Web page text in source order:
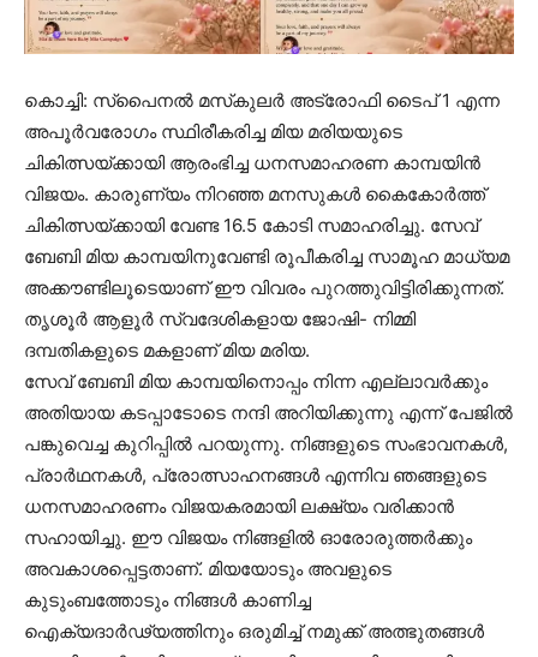
കൊച്ചി: സ്പൈനല്‍ മസ്‌കുലര്‍ അട്രോഫി ടൈപ് 1 എന്ന
അപൂര്‍വരോഗം സ്ഥിരീകരിച്ച മിയ മരിയയുടെ
ചികിത്സയ്ക്കായി ആരംഭിച്ച ധനസമാഹരണ കാമ്പയിന്‍
വിജയം. കാരുണ്യം നിറഞ്ഞ മനസുകള്‍ കൈകോര്‍ത്ത്
ചികിത്സയ്ക്കായി വേണ്ട 16.5 കോടി സമാഹരിച്ചു. സേവ്
ബേബി മിയ കാമ്പയിനുവേണ്ടി രൂപീകരിച്ച സാമൂഹ മാധ്യമ
അക്കൗണ്ടിലൂടെയാണ് ഈ വിവരം പുറത്തുവിട്ടിരിക്കുന്നത്.
തൃശൂര്‍ ആളൂര്‍ സ്വദേശികളായ ജോഷി- നിമ്മി
ദമ്പതികളുടെ മകളാണ് മിയ മരിയ.
സേവ് ബേബി മിയ കാമ്പയിനൊപ്പം നിന്ന എല്ലാവര്‍ക്കും
അതിയായ കടപ്പാടോടെ നന്ദി അറിയിക്കുന്നു എന്ന് പേജില്‍
പങ്കുവെച്ച കുറിപ്പില്‍ പറയുന്നു. നിങ്ങളുടെ സംഭാവനകള്‍,
പ്രാര്‍ഥനകള്‍, പ്രോത്സാഹനങ്ങള്‍ എന്നിവ ഞങ്ങളുടെ
ധനസമാഹരണം വിജയകരമായി ലക്ഷ്യം വരിക്കാന്‍
സഹായിച്ചു. ഈ വിജയം നിങ്ങളില്‍ ഓരോരുത്തര്‍ക്കും
അവകാശപ്പെട്ടതാണ്. മിയയോടും അവളുടെ
കുടുംബത്തോടും നിങ്ങള്‍ കാണിച്ച
ഐക്യദാര്‍ഢ്യത്തിനും ഒരുമിച്ച് നമുക്ക് അത്ഭുതങ്ങള്‍